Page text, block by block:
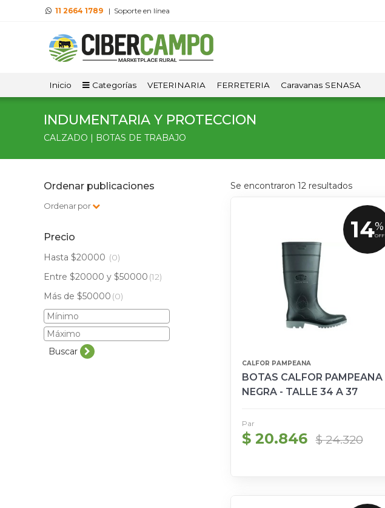
11 2664 1789 | Soporte en línea
Inicio Categorías VETERINARIA FERRETERIA Caravanas SENASA
INDUMENTARIA Y PROTECCION
CALZADO | BOTAS DE TRABAJO
Ordenar publicaciones
Ordenar por
Precio
Hasta $20000 (0)
Entre $20000 y $50000 (12)
Más de $50000 (0)
Buscar
Se encontraron 12resultados
14%
OFF
CALFOR PAMPEANA
BOTAS CALFOR PAMPEANA
NEGRA - TALLE 34 A 37
Par
$ 20.846 $ 24.320